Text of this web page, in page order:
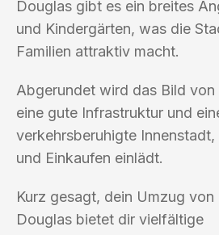
Douglas gibt es ein breites
und Kindergärten, was die
Familien attraktiv macht.
Abgerundet wird das Bild
eine gute Infrastruktur und
verkehrsberuhigte Innenstadt,
und Einkaufen einlädt.
Kurz gesagt, dein Umzug von
Douglas bietet dir vielfältige